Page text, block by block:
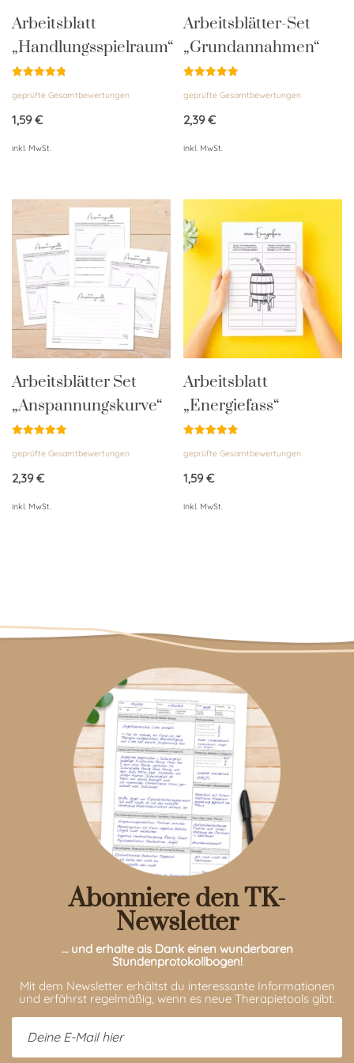
Arbeitsblatt
„Handlungsspielraum“
mit
von 5
geprüfte Gesamtbewertungen
1,59€
inkl. MwSt.
Arbeitsblätter-Set
„Grundannahmen“
mit
von 5
geprüfte Gesamtbewertungen
2,39€
inkl. MwSt.
Arbeitsblätter Set
„Anspannungskurve“
mit
von 5
geprüfte Gesamtbewertungen
2,39€
inkl. MwSt.
Arbeitsblatt
„Energiefass“
mit
von 5
geprüfte Gesamtbewertungen
1,59€
inkl. MwSt.
Abonniere den TK-
Newsletter
… und erhalte als Dank einen wunderbaren
Stundenprotokollbogen!
Mit dem Newsletter erhältst du interessante Informationen
und erfährst regelmäßig, wenn es neue Therapietools gibt.